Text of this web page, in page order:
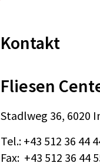
Kontakt
Fliesen
Stadlweg 36, 6020
Tel.: +43 512 36 44
Fax: +43 512 36 44